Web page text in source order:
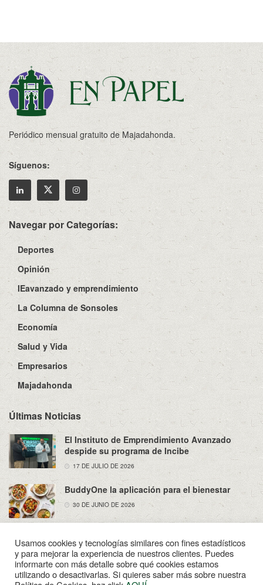
Periódico mensual gratuito de Majadahonda.
Síguenos:
Navegar por Categorías:
Deportes
Opinión
IEavanzado y emprendimiento
La Columna de Sonsoles
Economía
Salud y Vida
Empresarios
Majadahonda
Últimas Noticias
El Instituto de Emprendimiento Avanzado
despide su programa de Incibe
17 DE JULIO DE 2026
BuddyOne la aplicación para el bienestar
30 DE JUNIO DE 2026
Sobre Nosotros Política de Privacidad
Aviso Legal
Usamos cookies y tecnologías similares con fines estadísticos
y para mejorar la experiencia de nuestros clientes. Puedes
informarte con más detalle sobre qué cookies estamos
utilizando o desactivarlas. Si quieres saber más sobre nuestra